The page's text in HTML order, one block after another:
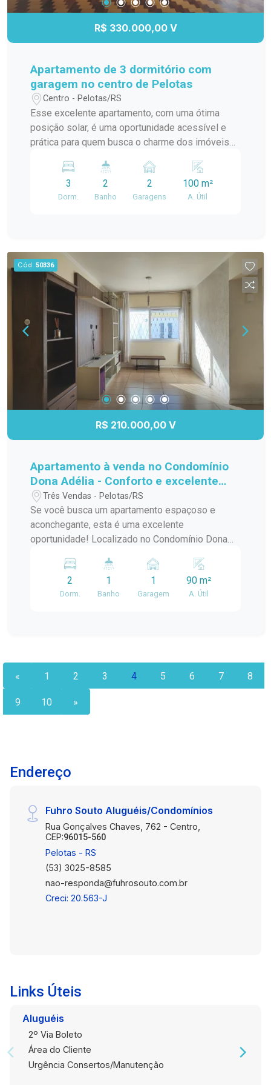
R$ 330.000,00 V
Apartamento de 3 dormitório com
garagem no centro de Pelotas
Centro - Pelotas/RS
Esse excelente apartamento, com uma ótima
posição solar, é uma oportunidade acessível e
prática para quem busca o charme dos imóveis
imóvel dispõe de generosos 100m² de área útil.
A planta funcional conta com 3 dormitórios mais
dependência completa com área de serviço, uma
ganha destaque com o elegante piso em taco de
madeira nas áreas secas, trazendo conforto
térmico e cerâmica nas áreas úmidas e a
indispensável comodidade de ter 2 vagas de
garagem.
3
Dorm.
2
Banho
2
Garagens
100 m²
A. Útil
Cód. 50336
R$ 210.000,00 V
Apartamento à venda no Condomínio
Dona Adélia - Conforto e excelente
localização!
Três Vendas - Pelotas/RS
Se você busca um apartamento espaçoso e
aconchegante, esta é uma excelente
oportunidade! Localizado no Condomínio Dona
privativa, oferecendo ambientes amplos e bem
distribuídos para proporcionar mais conforto no
dia a dia. O apartamento dispõe de: 2 dormitórios;
localização. Agende sua visita e venha conhecer
2
Dorm.
1
Banho
1
Garagem
90 m²
A. Útil
« 1 2 3 4 5 6 7 8
9 10 »
Endereço
Fuhro Souto Aluguéis/Condomínios
Rua Gonçalves Chaves, 762 - Centro,
CEP:96015-560
Pelotas - RS
(53) 3025-8585
nao-responda@fuhrosouto.com.br
Creci: 20.563-J
Links Úteis
Aluguéis
2º Via Boleto
Área do Cliente
Urgência Consertos/Manutenção